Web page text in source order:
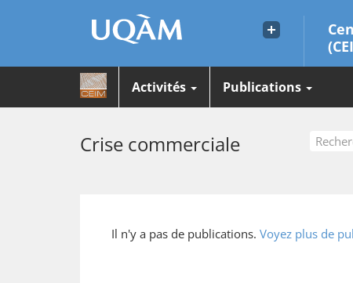
Activités Publications
Crise commerciale
Il n'y a pas de publications. Voyez plus de